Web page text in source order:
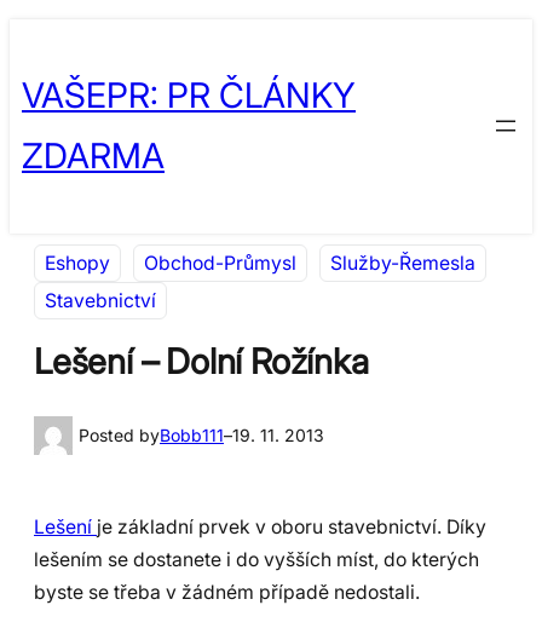
obsah
content
VAŠEPR: PR ČLÁNKY
ZDARMA
Eshopy Obchod-Průmysl
Služby-Řemesla
Stavebnictví
Lešení – Dolní Rožínka
Posted byBobb111–19. 11. 2013
Lešení je základní prvek v oboru stavebnictví. Díky
lešením se dostanete i do vyšších míst, do kterých
byste se třeba v žádném případě nedostali.